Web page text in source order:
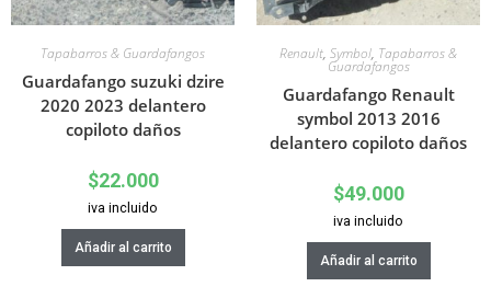
Tapabarros & Guardafangos
Guardafango suzuki dzire
2020 2023 delantero
copiloto daños
$22.000
iva incluido
Añadir al carrito
Renault, Symbol, Tapabarros &
Guardafangos
Guardafango Renault
symbol 2013 2016
delantero copiloto daños
$49.000
iva incluido
Añadir al carrito